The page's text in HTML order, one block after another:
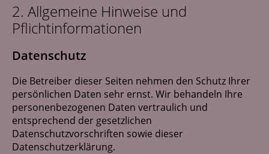
2. Allgemeine Hinweise und
Pflichtinformationen
Datenschutz
Die Betreiber dieser Seiten nehmen den Schutz Ihrer
persönlichen Daten sehr ernst. Wir behandeln Ihre
personenbezogenen Daten vertraulich und
entsprechend der gesetzlichen
Datenschutzvorschriften sowie dieser
Datenschutzerklärung.